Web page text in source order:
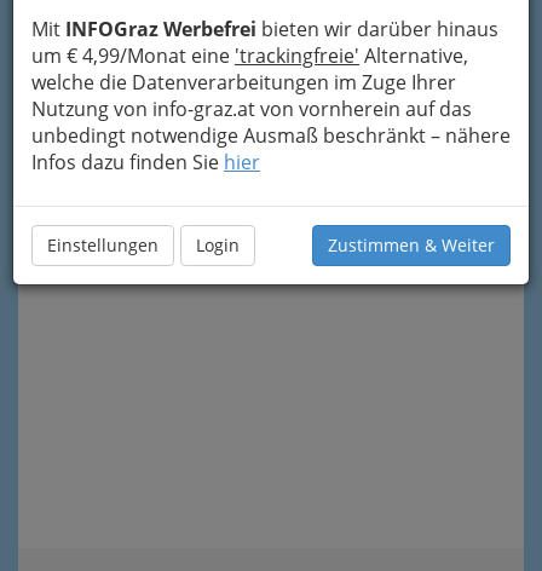
Mit INFOGraz Werbefrei bieten wir darüber hinaus
um € 4,99/Monat eine 'trackingfreie' Alternative,
welche die Datenverarbeitungen im Zuge Ihrer
Nutzung von info-graz.at von vornherein auf das
unbedingt notwendige Ausmaß beschränkt – nähere
Infos dazu finden Sie hier
Einstellungen Login Zustimmen & Weiter
die Themensuche, dieTexte jeder Art auf info-
graz.at mit Hilfe von Google™findet.